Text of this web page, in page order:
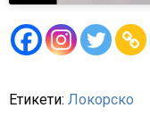
Етикети: Локорско